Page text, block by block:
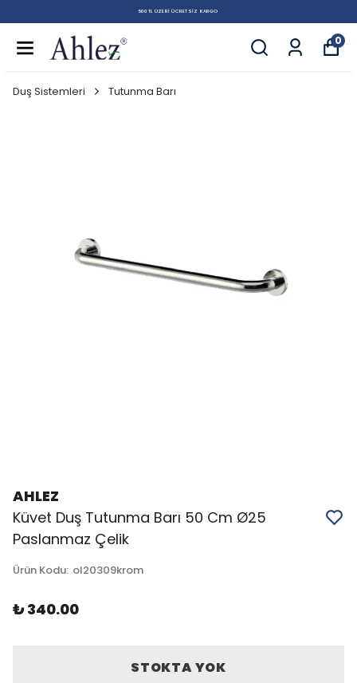
500 TL ÜZERI ÜCRETSIZ KARGO
0
Duş Sistemleri Tutunma Barı
AHLEZ
Küvet Duş Tutunma Barı 50 Cm Ø25
Paslanmaz Çelik
Ürün Kodu: ol20309krom
₺ 340.00
STOKTA YOK